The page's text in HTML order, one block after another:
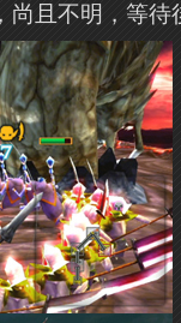
尚且不明，等待